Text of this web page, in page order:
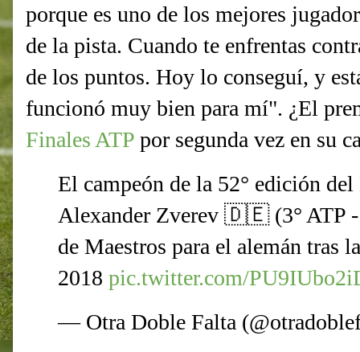
porque es uno de los mejores
de la pista. Cuando te enfrentas
de los puntos. Hoy lo conseguí, y
funcionó muy bien para mí". ¿El
Finales ATP por segunda vez en su
El campeón de la 52° edición
Alexander Zverev 🇩🇪 (3° ATP -
de Maestros para el alemán
2018 pic.twitter.com/
— Otra Doble Falta